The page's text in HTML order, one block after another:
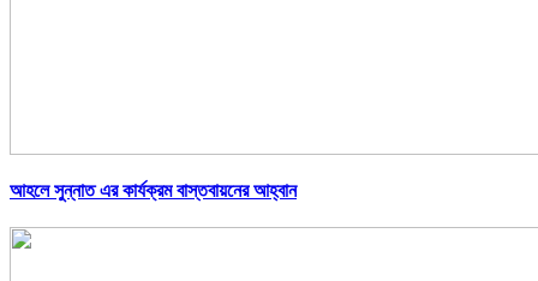
আহলে সুন্নাত এর কার্যক্রম বাস্তবায়নের আহ্বান